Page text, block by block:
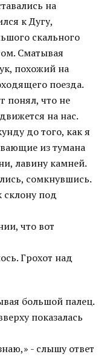
на
к Дугу,
скального
Сматывая
похожий на
поезда.
понял, что не
на нас.
до того, как я
из тумана
лавину камней.
сомкнувшись.
под
что вот
Грохот над
большой палец.
показалась
- слышу ответ